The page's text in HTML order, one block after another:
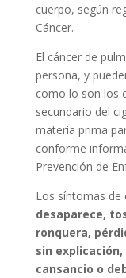
cuerpo, según
Cáncer.
El cáncer de
persona, y
como lo son los
secundario del
materia prima
conforme
Prevención de
Los síntomas de
desaparece,
ronquera,
sin
cansancio o